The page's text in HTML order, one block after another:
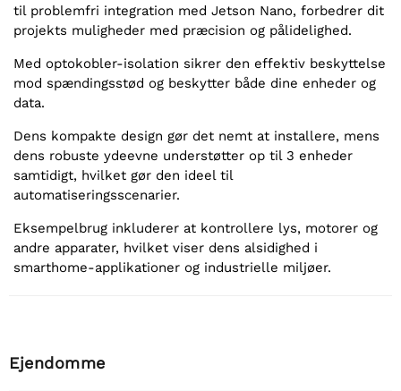
til problemfri integration med Jetson Nano, forbedrer dit
projekts muligheder med præcision og pålidelighed.
Med optokobler-isolation sikrer den effektiv beskyttelse
mod spændingsstød og beskytter både dine enheder og
data.
Dens kompakte design gør det nemt at installere, mens
dens robuste ydeevne understøtter op til 3 enheder
samtidigt, hvilket gør den ideel til
automatiseringsscenarier.
Eksempelbrug inkluderer at kontrollere lys, motorer og
andre apparater, hvilket viser dens alsidighed i
smarthome-applikationer og industrielle miljøer.
Ejendomme